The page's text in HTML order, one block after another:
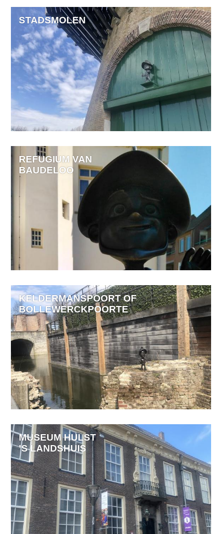
STADSMOLEN
REFUGIUM VAN
BAUDELOO
KELDERMANSPOORT OF
BOLLEWERCKPOORTE
MUSEUM HULST
'S LANDSHUIS